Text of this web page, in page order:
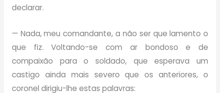
declarar.
— Nada, meu comandante, a não ser que lamento o
que fiz. Voltando-se com ar bondoso e de
compaixão para o soldado, que esperava um
castigo ainda mais severo que os anteriores, o
coronel dirigiu-lhe estas palavras: